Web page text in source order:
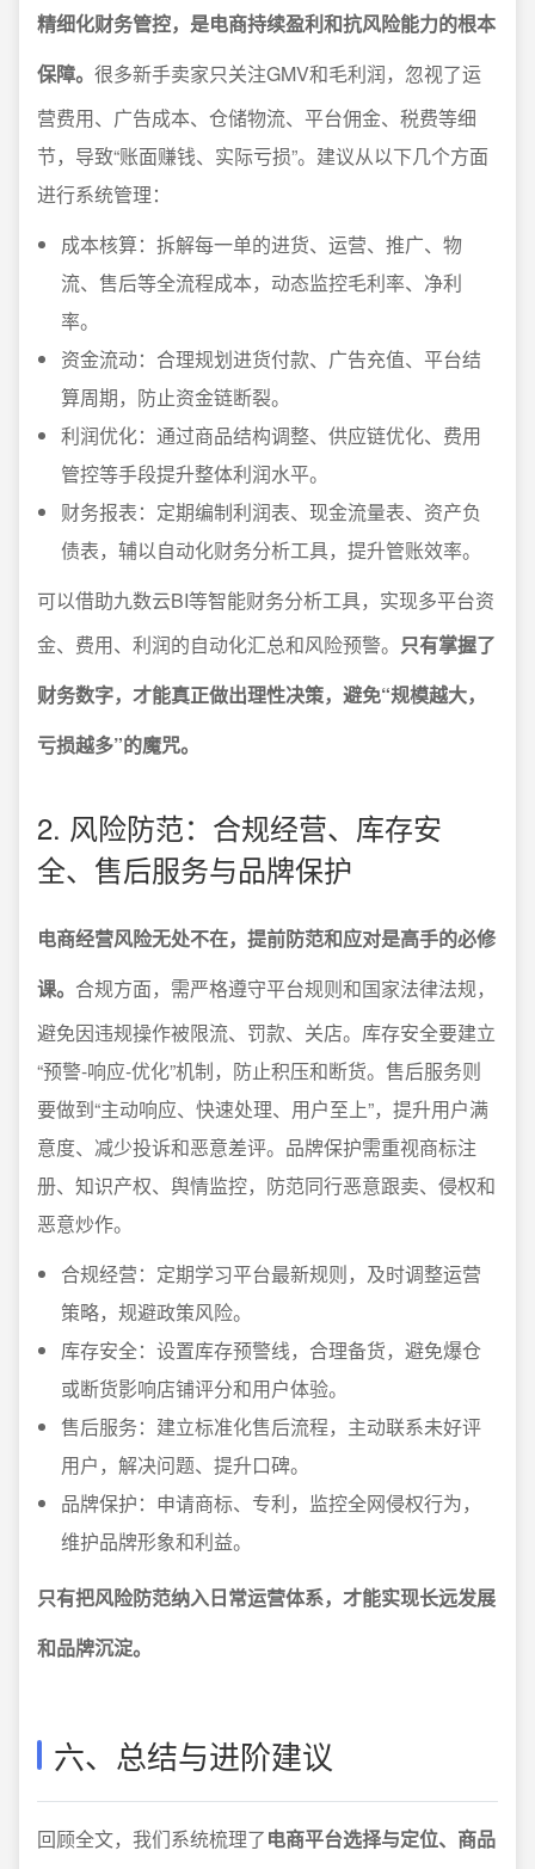
精细化财务管控，是电商持续盈利和抗风险能力的根本
保障。 很多新手卖家只关注GMV和毛利润，忽视了运
营费用、广告成本、仓储物流、平台佣金、税费等细
节，导致“账面赚钱、实际亏损”。建议从以下几个方面
进行系统管理：
成本核算：拆解每一单的进货、运营、推广、物
流、售后等全流程成本，动态监控毛利率、净利
率。
资金流动：合理规划进货付款、广告充值、平台结
算周期，防止资金链断裂。
利润优化：通过商品结构调整、供应链优化、费用
管控等手段提升整体利润水平。
财务报表：定期编制利润表、现金流量表、资产负
债表，辅以自动化财务分析工具，提升管账效率。
可以借助九数云BI等智能财务分析工具，实现多平台资
金、费用、利润的自动化汇总和风险预警。 只有掌握了
财务数字，才能真正做出理性决策，避免“规模越大，
亏损越多”的魔咒。
2. 风险防范：合规经营、库存安
全、售后服务与品牌保护
电商经营风险无处不在，提前防范和应对是高手的必修
课。 合规方面，需严格遵守平台规则和国家法律法规，
避免因违规操作被限流、罚款、关店。库存安全要建立
“预警-响应-优化”机制，防止积压和断货。售后服务则
要做到“主动响应、快速处理、用户至上”，提升用户满
意度、减少投诉和恶意差评。品牌保护需重视商标注
册、知识产权、舆情监控，防范同行恶意跟卖、侵权和
恶意炒作。
合规经营：定期学习平台最新规则，及时调整运营
策略，规避政策风险。
库存安全：设置库存预警线，合理备货，避免爆仓
或断货影响店铺评分和用户体验。
售后服务：建立标准化售后流程，主动联系未好评
用户，解决问题、提升口碑。
品牌保护：申请商标、专利，监控全网侵权行为，
维护品牌形象和利益。
只有把风险防范纳入日常运营体系，才能实现长远发展
和品牌沉淀。
六、总结与进阶建议
回顾全文，我们系统梳理了电商平台选择与定位、商品